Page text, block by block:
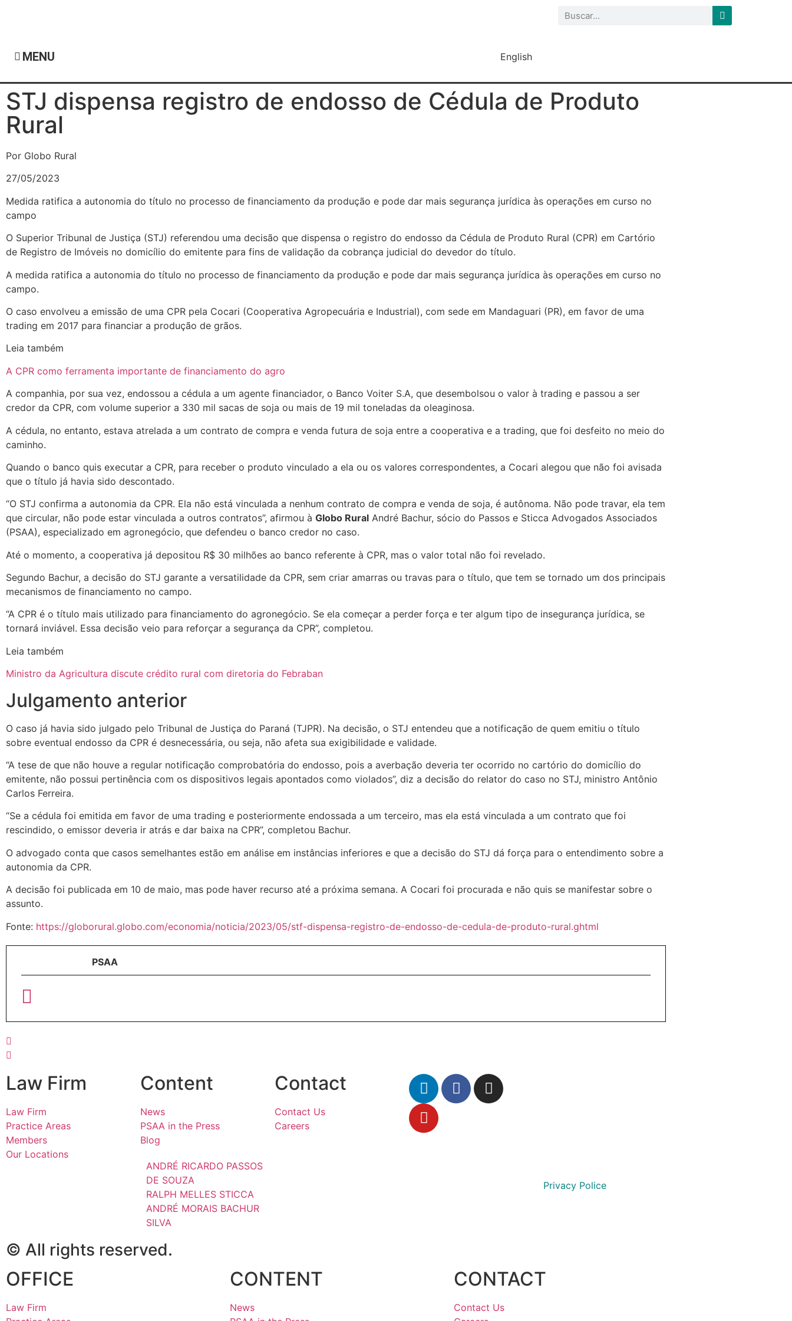
MENU English
STJ dispensa registro de endosso de Cédula de Produto
Rural
Por Globo Rural
27/05/2023
Medida ratifica a autonomia do título no processo de financiamento da produção e pode dar mais segurança jurídica às operações em curso no
campo
O Superior Tribunal de Justiça (STJ) referendou uma decisão que dispensa o registro do endosso da Cédula de Produto Rural (CPR) em Cartório
de Registro de Imóveis no domicílio do emitente para fins de validação da cobrança judicial do devedor do título.
A medida ratifica a autonomia do título no processo de financiamento da produção e pode dar mais segurança jurídica às operações em curso no
campo.
O caso envolveu a emissão de uma CPR pela Cocari (Cooperativa Agropecuária e Industrial), com sede em Mandaguari (PR), em favor de uma
trading em 2017 para financiar a produção de grãos.
Leia também
A CPR como ferramenta importante de financiamento do agro
A companhia, por sua vez, endossou a cédula a um agente financiador, o Banco Voiter S.A, que desembolsou o valor à trading e passou a ser
credor da CPR, com volume superior a 330 mil sacas de soja ou mais de 19 mil toneladas da oleaginosa.
A cédula, no entanto, estava atrelada a um contrato de compra e venda futura de soja entre a cooperativa e a trading, que foi desfeito no meio do
caminho.
Quando o banco quis executar a CPR, para receber o produto vinculado a ela ou os valores correspondentes, a Cocari alegou que não foi avisada
que o título já havia sido descontado.
“O STJ confirma a autonomia da CPR. Ela não está vinculada a nenhum contrato de compra e venda de soja, é autônoma. Não pode travar, ela tem
que circular, não pode estar vinculada a outros contratos”, afirmou à Globo Rural André Bachur, sócio do Passos e Sticca Advogados Associados
(PSAA), especializado em agronegócio, que defendeu o banco credor no caso.
Até o momento, a cooperativa já depositou R$ 30 milhões ao banco referente à CPR, mas o valor total não foi revelado.
Segundo Bachur, a decisão do STJ garante a versatilidade da CPR, sem criar amarras ou travas para o título, que tem se tornado um dos principais
mecanismos de financiamento no campo.
“A CPR é o título mais utilizado para financiamento do agronegócio. Se ela começar a perder força e ter algum tipo de insegurança jurídica, se
tornará inviável. Essa decisão veio para reforçar a segurança da CPR”, completou.
Leia também
Ministro da Agricultura discute crédito rural com diretoria do Febraban
Julgamento anterior
O caso já havia sido julgado pelo Tribunal de Justiça do Paraná (TJPR). Na decisão, o STJ entendeu que a notificação de quem emitiu o título
sobre eventual endosso da CPR é desnecessária, ou seja, não afeta sua exigibilidade e validade.
“A tese de que não houve a regular notificação comprobatória do endosso, pois a averbação deveria ter ocorrido no cartório do domicílio do
emitente, não possui pertinência com os dispositivos legais apontados como violados”, diz a decisão do relator do caso no STJ, ministro Antônio
Carlos Ferreira.
“Se a cédula foi emitida em favor de uma trading e posteriormente endossada a um terceiro, mas ela está vinculada a um contrato que foi
rescindido, o emissor deveria ir atrás e dar baixa na CPR”, completou Bachur.
O advogado conta que casos semelhantes estão em análise em instâncias inferiores e que a decisão do STJ dá força para o entendimento sobre a
autonomia da CPR.
A decisão foi publicada em 10 de maio, mas pode haver recurso até a próxima semana. A Cocari foi procurada e não quis se manifestar sobre o
assunto.
Fonte: https://globorural.globo.com/economia/noticia/2023/05/stf-dispensa-registro-de-endosso-de-cedula-de-produto-rural.ghtml
PSAA
Law Firm
Law Firm
Practice Areas
Members
Our Locations
Content
News
PSAA in the Press
Blog
ANDRÉ RICARDO PASSOS
DE SOUZA
RALPH MELLES STICCA
ANDRÉ MORAIS BACHUR
SILVA
Contact
Contact Us
Careers
Privacy Police
© All rights reserved.
OFFICE
Law Firm
CONTENT
News
CONTACT
Contact Us